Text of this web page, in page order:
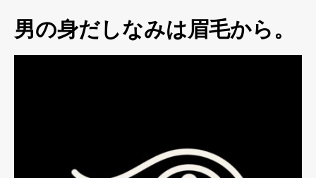
男の身だしなみは眉毛から。